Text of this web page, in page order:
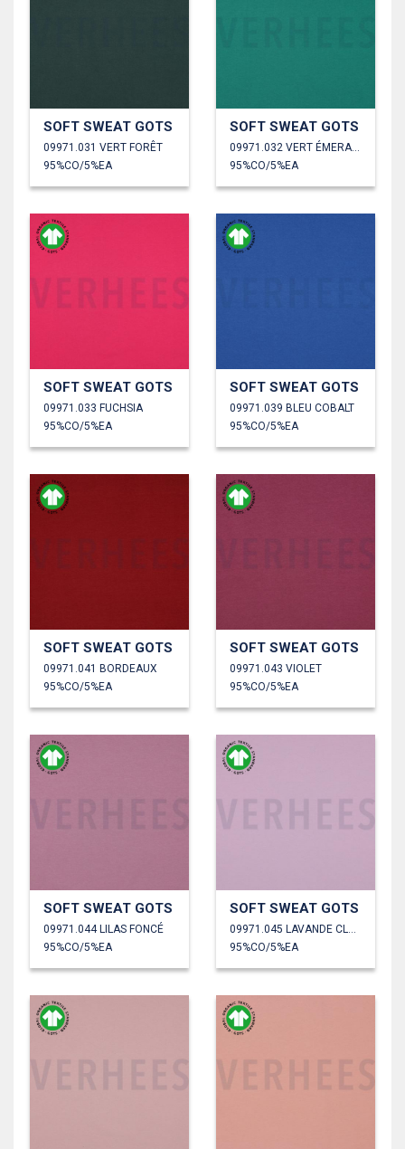
SOFT SWEAT GOTS
09971.031 VERT FORÊT
95%CO/5%EA
SOFT SWEAT GOTS
95%CO/5%EA
SOFT SWEAT GOTS
09971.033 FUCHSIA
95%CO/5%EA
SOFT SWEAT GOTS
09971.039 BLEU COBALT
95%CO/5%EA
SOFT SWEAT GOTS
09971.041 BORDEAUX
95%CO/5%EA
SOFT SWEAT GOTS
09971.043 VIOLET
95%CO/5%EA
SOFT SWEAT GOTS
09971.044 LILAS FONCÉ
95%CO/5%EA
SOFT SWEAT GOTS
95%CO/5%EA